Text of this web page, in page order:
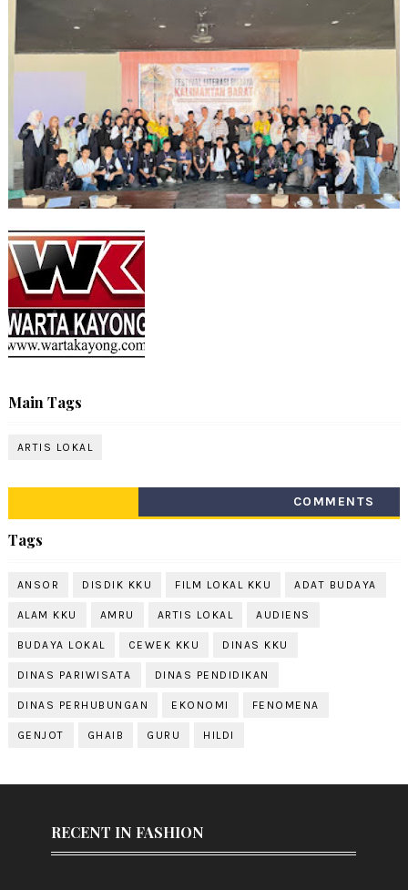
Main Tags
ARTIS LOKAL
COMMENTS
Tags
ANSOR DISDIK KKU FILM LOKAL KKU ADAT BUDAYA
ALAM KKU AMRU ARTIS LOKAL AUDIENS
BUDAYA LOKAL CEWEK KKU DINAS KKU
DINAS PARIWISATA DINAS PENDIDIKAN
DINAS PERHUBUNGAN EKONOMI FENOMENA
GENJOT GHAIB GURU HILDI
RECENT IN FASHION